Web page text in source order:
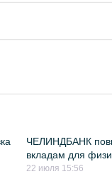
ЧЕЛИНДБАНК
вкладам для
22 июля 15:56